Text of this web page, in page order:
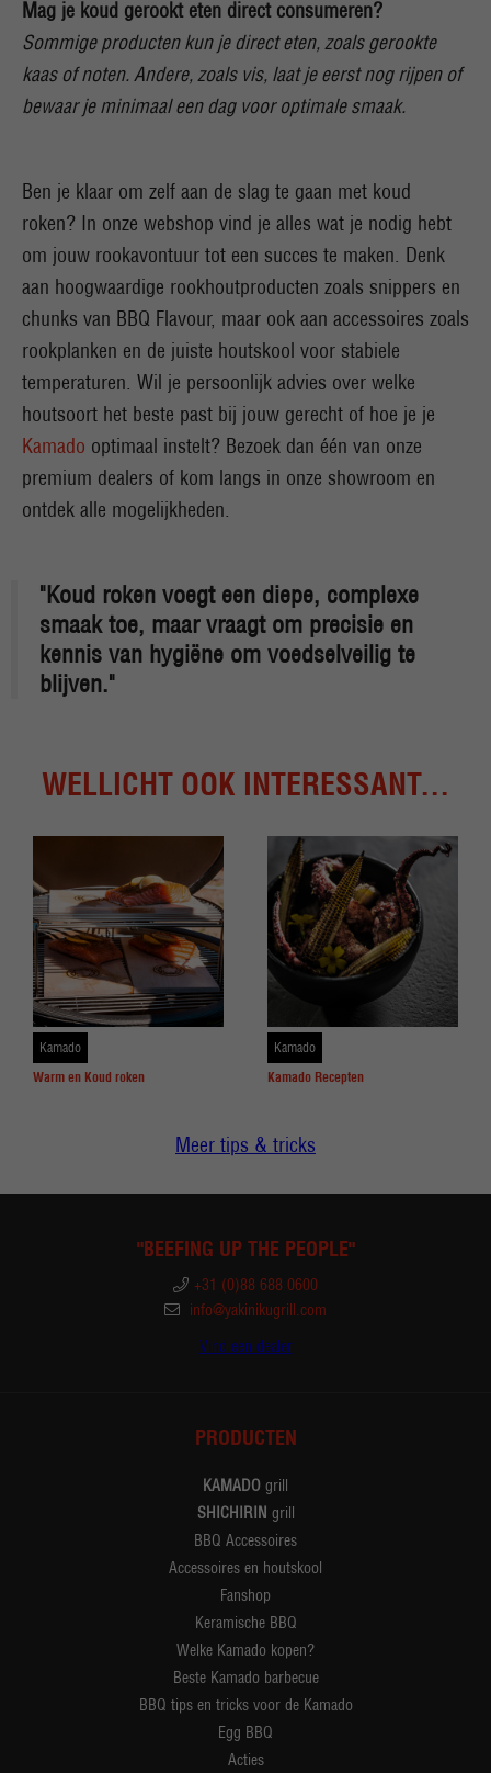
Mag je koud gerookt eten direct consumeren?
Sommige producten kun je direct eten, zoals gerookte
kaas of noten. Andere, zoals vis, laat je eerst nog rijpen of
bewaar je minimaal een dag voor optimale smaak.
Ben je klaar om zelf aan de slag te gaan met koud
roken? In onze webshop vind je alles wat je nodig hebt
om jouw rookavontuur tot een succes te maken. Denk
aan hoogwaardige rookhoutproducten zoals snippers en
chunks van BBQ Flavour, maar ook aan accessoires zoals
rookplanken en de juiste houtskool voor stabiele
temperaturen. Wil je persoonlijk advies over welke
houtsoort het beste past bij jouw gerecht of hoe je je
Kamado optimaal instelt? Bezoek dan één van onze
premium dealers of kom langs in onze showroom en
ontdek alle mogelijkheden.
"Koud roken voegt een diepe, complexe
smaak toe, maar vraagt om precisie en
kennis van hygiëne om voedselveilig te
blijven."
WELLICHT OOK INTERESSANT...
Kamado
Warm en Koud roken
Kamado
Kamado Recepten
Meer tips & tricks
"BEEFING UP THE PEOPLE"
+31 (0)88 688 0600
info@yakinikugrill.com
Vind een dealer
PRODUCTEN
KAMADO grill
SHICHIRIN grill
BBQ Accessoires
Accessoires en houtskool
Fanshop
Keramische BBQ
Welke Kamado kopen?
Beste Kamado barbecue
BBQ tips en tricks voor de Kamado
Egg BBQ
Acties